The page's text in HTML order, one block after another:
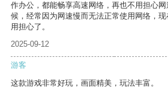
作办公，都能畅享高速网络，再也不用担心
候，经常因为网速慢而无法正常使用网络，
用担心了。
2025-09-12
游客
这款游戏非常好玩，画面精美，玩法丰富。